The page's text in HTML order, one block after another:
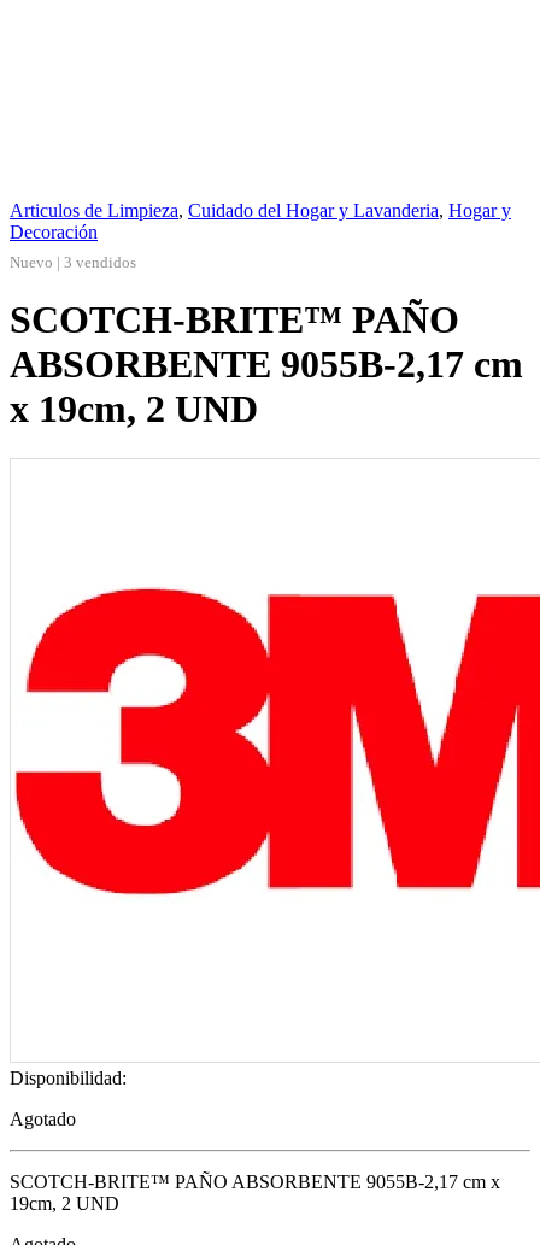
Articulos de Limpieza, Cuidado del Hogar y Lavanderia, Hogar y
Decoración
Nuevo | 3 vendidos
SCOTCH-BRITE™ PAÑO
ABSORBENTE 9055B-2,17 cm
x 19cm, 2 UND
Disponibilidad:
Agotado
SCOTCH-BRITE™ PAÑO ABSORBENTE 9055B-2,17 cm x
19cm, 2 UND